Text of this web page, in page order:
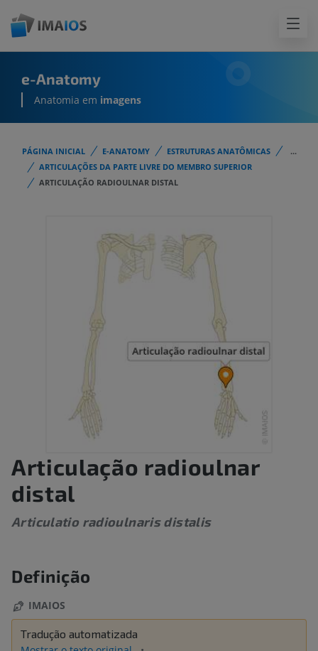
e-Anatomy
Anatomia em imagens
PÁGINA INICIAL E-ANATOMY ESTRUTURAS ANATÔMICAS
...
ARTICULAÇÕES DA PARTE LIVRE DO MEMBRO SUPERIOR
ARTICULAÇÃO RADIOULNAR DISTAL
Articulação radioulnar
distal
Articulatio radioulnaris distalis
Definição
IMAIOS
Tradução automatizada